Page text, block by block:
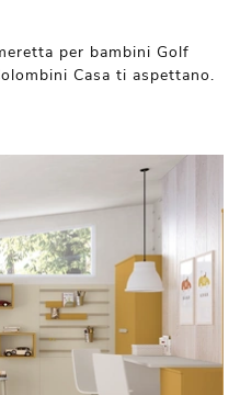
per bambini Golf
Casa ti aspettano.